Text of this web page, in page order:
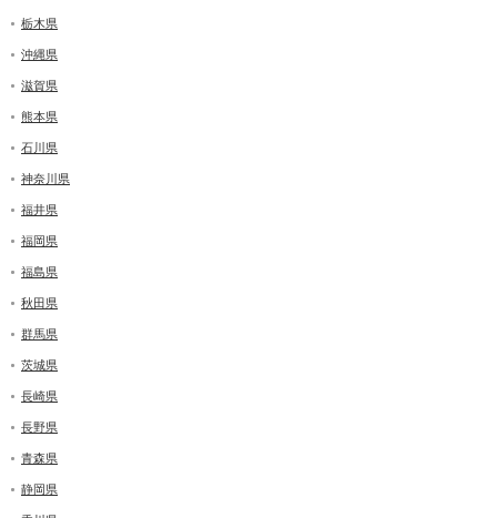
栃木県
沖縄県
滋賀県
熊本県
石川県
神奈川県
福井県
福岡県
福島県
秋田県
群馬県
茨城県
長崎県
長野県
青森県
静岡県